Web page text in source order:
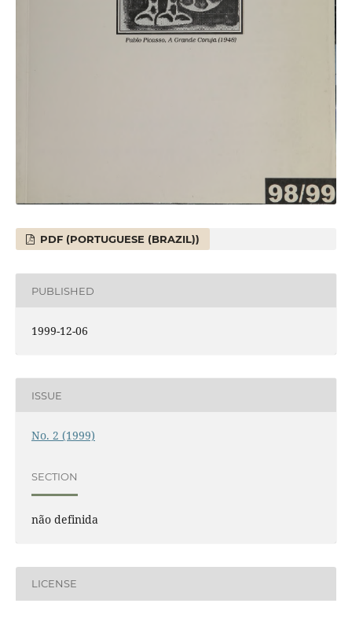
PDF (PORTUGUESE (BRAZIL))
PUBLISHED
1999-12-06
ISSUE
No. 2 (1999)
SECTION
não definida
LICENSE